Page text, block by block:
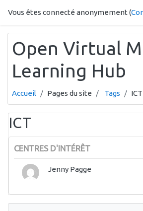
Vous êtes connecté anonymement (
Open Virtual
Learning Hub
Accueil Pages du site Tags ICT
ICT
CENTRES D'INTÉRÊT
Jenny Pagge